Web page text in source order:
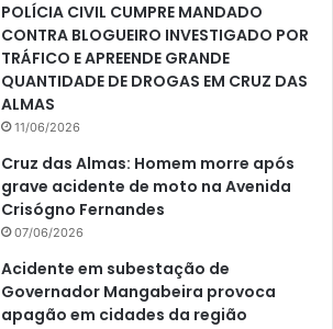
POLÍCIA CIVIL CUMPRE MANDADO
CONTRA BLOGUEIRO INVESTIGADO POR
TRÁFICO E APREENDE GRANDE
QUANTIDADE DE DROGAS EM CRUZ DAS
ALMAS
11/06/2026
Cruz das Almas: Homem morre após
grave acidente de moto na Avenida
Crisógno Fernandes
07/06/2026
Acidente em subestação de
Governador Mangabeira provoca
apagão em cidades da região